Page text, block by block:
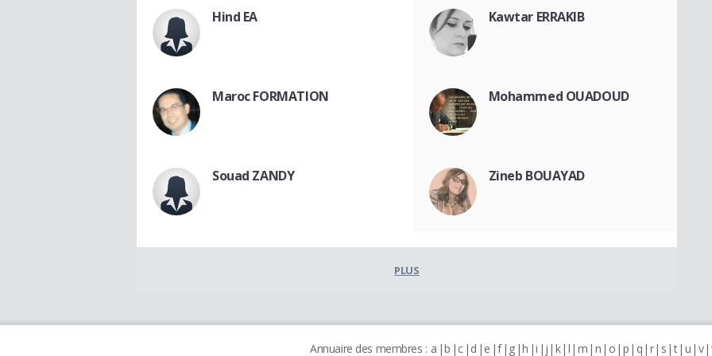
Hind EA Kawtar ERRAKIB
Maroc FORMATION Mohammed OUADOUD
Souad ZANDY Zineb BOUAYAD
PLUS
Annuaire des membres : a b c d e f g h i j k l m n o p q r s t u v